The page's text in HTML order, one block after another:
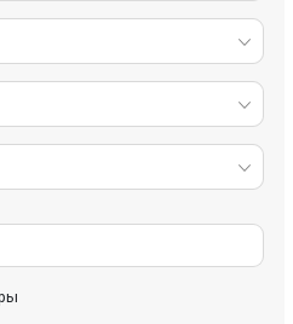
Mercedes-Benz